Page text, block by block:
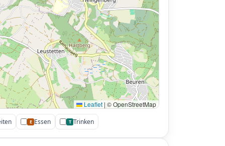
Leaflet | © OpenStreetMap
E Essen T Trinken